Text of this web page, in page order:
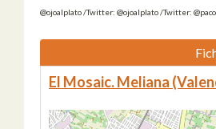
@ojoalplato /Twitter: @ojoalplato /Twitter:
El Mosaic. Meliana